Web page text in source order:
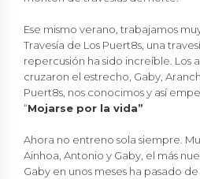
Ese mismo verano, trabajamos
Travesía de Los Puert8s, una
repercusión ha sido increíble. Los
cruzaron el estrecho, Gaby,
Puert8s, nos conocimos y así
“Mojarse por la vida”
Ahora no entreno sola siempre.
Ainhoa, Antonio y Gaby, el más
Gaby en unos meses ha pasado